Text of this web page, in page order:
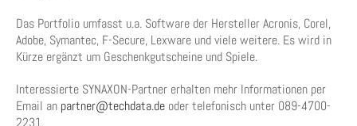
Das Portfolio umfasst u.a. Software der Hersteller Acronis, Corel,
Adobe, Symantec, F-Secure, Lexware und viele weitere. Es wird in
Kürze ergänzt um Geschenkgutscheine und Spiele.
Interessierte SYNAXON-Partner erhalten mehr Informationen per
Email an partner@techdata.de oder telefonisch unter 089-4700-
2231.